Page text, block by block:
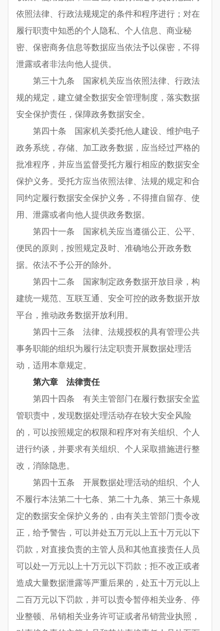
依照法律、行政法规规定的条件和程序进行；对在
履行职责中知悉的个人隐私、个人信息、商业秘
密、保密商务信息等数据应当依法予以保密，不得
泄露或者非法向他人提供。
第三十九条 国家机关应当依照法律、行政法
规的规定，建立健全数据安全管理制度，落实数据
安全保护责任，保障政务数据安全。
第四十条 国家机关委托他人建设、维护电子
政务系统，存储、加工政务数据，应当经过严格的
批准程序，并应当监督受托方履行相应的数据安全
保护义务。受托方应当依照法律、法规的规定和合
同约定履行数据安全保护义务，不得擅自留存、使
用、泄露或者向他人提供政务数据。
第四十一条 国家机关应当遵循公正、公平、
便民的原则，按照规定及时、准确地公开政务数
据。依法不予公开的除外。
第四十二条 国家制定政务数据开放目录，构
建统一规范、互联互通、安全可控的政务数据开放
平台，推动政务数据开放利用。
第四十三条 法律、法规授权的具有管理公共
事务职能的组织为履行法定职责开展数据处理活
动，适用本章规定。
第六章 法律责任
第四十四条 有关主管部门在履行数据安全监
管职责中，发现数据处理活动存在较大安全风险
的，可以按照规定的权限和程序对有关组织、个人
进行约谈，并要求有关组织、个人采取措施进行整
改，消除隐患。
第四十五条 开展数据处理活动的组织、个人
不履行本法第二十七条、第二十九条、第三十条规
定的数据安全保护义务的，由有关主管部门责令改
正，给予警告，可以并处五万元以上五十万元以下
罚款，对直接负责的主管人员和其他直接责任人员
可以处一万元以上十万元以下罚款；拒不改正或者
造成大量数据泄露等严重后果的，处五十万元以上
二百万元以下罚款，并可以责令暂停相关业务、停
业整顿、吊销相关业务许可证或者吊销营业执照，